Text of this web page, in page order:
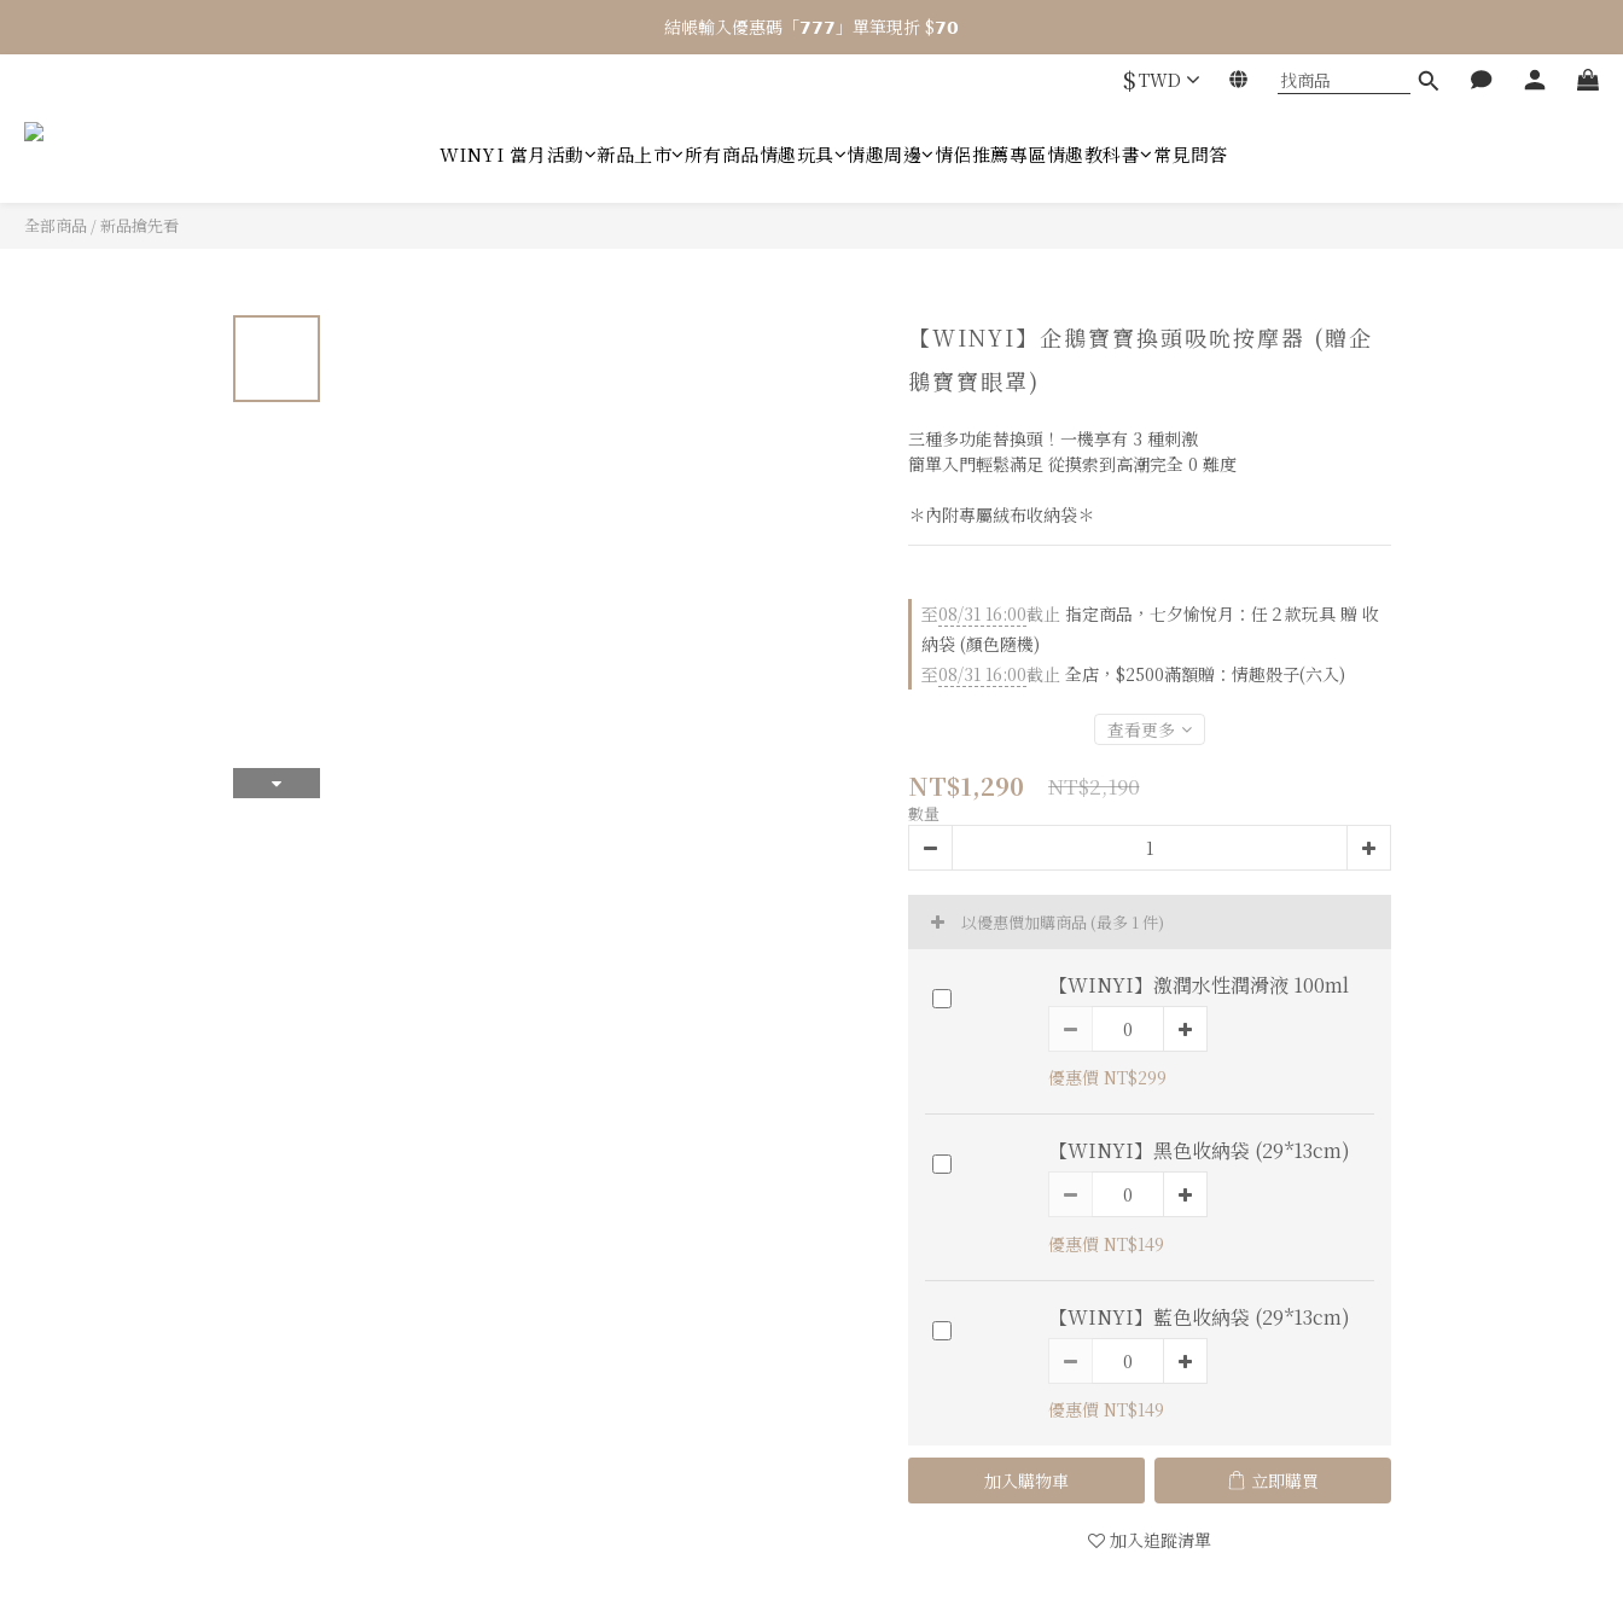
⎯ 𝟴 月活動 WINYI 七夕愉悅月⎯
結帳輸入優惠碼「𝟳𝟳𝟳」單筆現折 $𝟳𝟬
$TWD
WINYI 當月活動 新品上市 所有商品情趣玩具 情趣周邊 情侶推薦專區情趣教科書 常見問答
全部商品 /新品搶先看
【WINYI】企鵝寶寶換頭吸吮按摩器 (贈企
鵝寶寶眼罩)
三種多功能替換頭！一機享有 3 種刺激
簡單入門輕鬆滿足 從摸索到高潮完全 0 難度
＊內附專屬絨布收納袋＊
至08/31 16:00截止 指定商品，七夕愉悅月：任２款玩具 贈 收
納袋 (顏色隨機)
至08/31 16:00截止 全店，$2500滿額贈：情趣骰子(六入)
查看更多
NT$1,290 NT$2,190
數量
以優惠價加購商品 (最多 1 件)
【WINYI】激潤水性潤滑液 100ml
優惠價 NT$299
【WINYI】黑色收納袋 (29*13cm)
優惠價 NT$149
【WINYI】藍色收納袋 (29*13cm)
優惠價 NT$149
加入購物車 立即購買
加入追蹤清單